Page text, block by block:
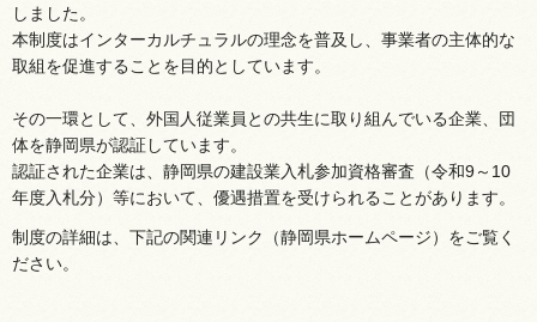
しました。
本制度はインターカルチュラルの理念を普及し、事業者の主体的な
取組を促進することを目的としています。
その一環として、外国人従業員との共生に取り組んでいる企業、団
体を静岡県が認証しています。
認証された企業は、静岡県の建設業入札参加資格審査（令和9～10
年度入札分）等において、優遇措置を受けられることがあります。
制度の詳細は、下記の関連リンク（静岡県ホームページ）をご覧く
ださい。